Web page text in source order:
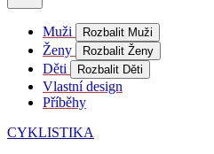
Muži Rozbalit Muži
Ženy Rozbalit Ženy
Děti Rozbalit Děti
Vlastní design
Příběhy
CYKLISTIKA